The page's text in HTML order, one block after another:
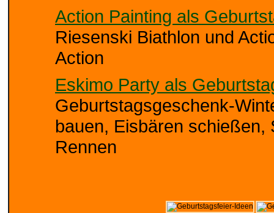
Action Painting als
Riesenski Biathlon und
Action
Eskimo Party als
Geburtstagsgeschenk-
bauen, Eisbären
Rennen